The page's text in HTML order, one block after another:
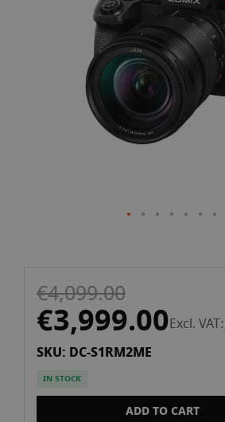
the
beginning
the
images
gallery
€4,099.00
€3,999.00Excl. VAT
SKU: DC-S1RM2ME
IN STOCK
ADD TO CART